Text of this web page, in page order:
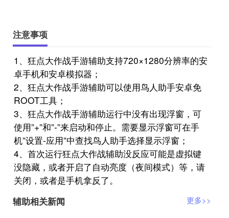
注意事项
1、狂点大作战手游辅助支持720×1280分辨率的安
卓手机和安卓模拟器；
2、狂点大作战手游辅助可以使用鸟人助手安卓免
ROOT工具；
3、狂点大作战手游辅助运行中没有出现浮窗，可
使用”+”和”-”来启动和停止。需要显示浮窗可在手
机”设置-应用”中查找鸟人助手选择显示浮窗；
4、首次运行狂点大作战辅助没反应可能是虚拟键
没隐藏，或者开启了自动亮度（夜间模式）等，请
关闭，或者是手机拿反了。
辅助相关新闻
更多>>